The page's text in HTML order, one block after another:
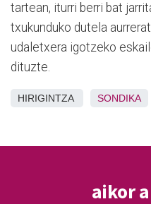
tartean, iturri berri bat
txukunduko dutela
udaletxera igotzeko
dituzte.
HIRIGINTZA SONDIKA
aikor